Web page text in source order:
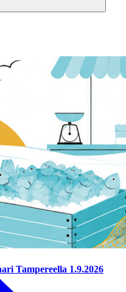
Tampereella 1.9.2026